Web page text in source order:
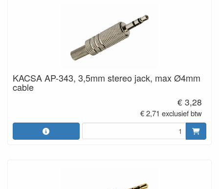
KACSA AP-343, 3,5mm stereo jack, max Ø4mm
cable
€ 3,28
€ 2,71 exclusief btw